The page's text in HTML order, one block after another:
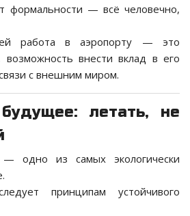
формальности — всё человечно,
работа в аэропорту — это
возможность внести вклад в его
с внешним миром.
летать, не
— одно из самых экологически
принципам устойчивого